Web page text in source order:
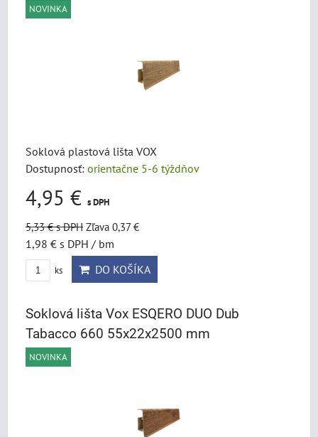
NOVINKA
Soklová plastová lišta VOX
Dostupnosť: orientačne 5-6 týždňov
4,95 € s DPH
5,33 €s DPH Zľava 0,37 €
1,98 € s DPH / bm
ks DO KOŠÍKA
Soklová lišta Vox ESQERO DUO Dub
Tabacco 660 55x22x2500 mm
NOVINKA